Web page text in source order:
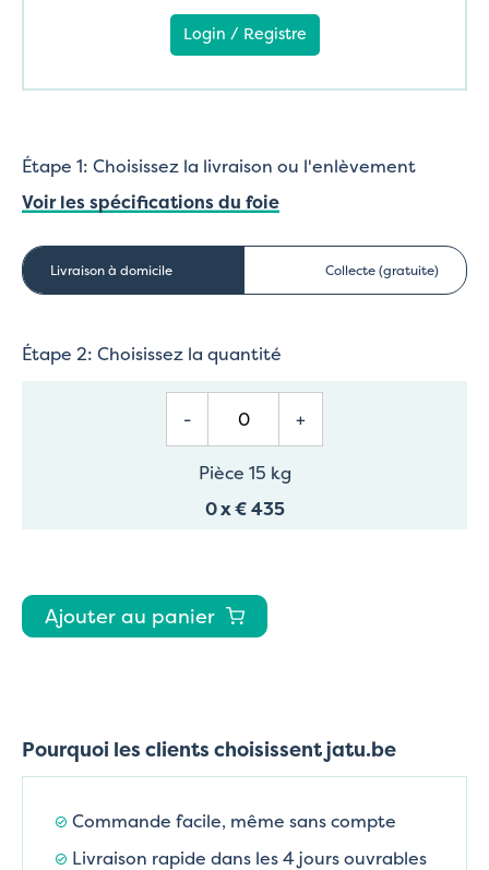
Login / Registre
Étape 1: Choisissez la livraison ou l'enlèvement
Voir les spécifications du foie
Livraison à domicile Collecte (gratuite)
Étape 2: Choisissez la quantité
- +
Pièce 15 kg
0x€ 435
Ajouter au panier
Pourquoi les clients choisissent jatu.be
Commande facile, même sans compte
Livraison rapide dans les 4 jours ouvrables